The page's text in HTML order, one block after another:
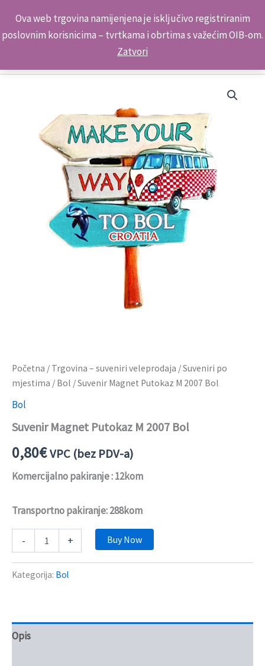
Ova web trgovina namijenjena je isključivo registriranim
poslovnim korisnicima – tvrtkama i obrtima s važećim OIB-om.
Zatvori
content
Kontakt telefon: +385 98 179 3891
Početna / Trgovina – suveniri veleprodaja /Suveniri po
mjestima / Bol / Suvenir Magnet Putokaz M 2007 Bol
Bol
Suvenir Magnet Putokaz M 2007 Bol
0,80€VPC (bez PDV-a)
Komercijalno pakiranje : 12kom
Transportno pakiranje: 288kom
- + Buy Now
Kategorija: Bol
Opis